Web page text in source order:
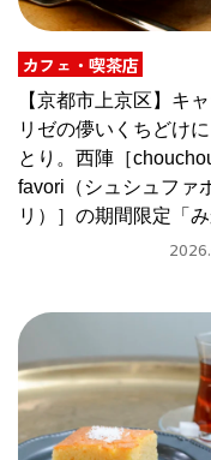
カレーが
京都おや
私と店の
今月の京
CULTURE
カフェ・喫茶店
【京都市上京区】キ
リゼの儚いくちどけ
とり。西陣［
favori（シュシュファ
リ）］の期間限定「
マーマレードのクレ